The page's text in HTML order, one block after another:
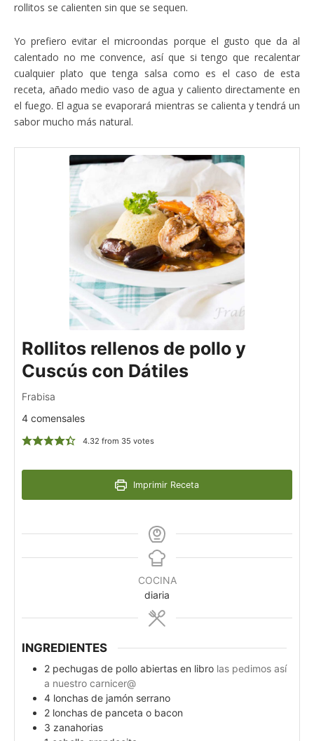
rollitos se calienten sin que se sequen.
Yo prefiero evitar el microondas porque el gusto que da al
calentado no me convence, así que si tengo que recalentar
cualquier plato que tenga salsa como es el caso de esta
receta, añado medio vaso de agua y caliento directamente en
el fuego. El agua se evaporará mientras se calienta y tendrá un
sabor mucho más natural.
Rollitos rellenos de pollo y
Cuscús con Dátiles
Frabisa
4 comensales
4.32 from 35 votes
Imprimir Receta
COCINA
diaria
INGREDIENTES
2 pechugas de pollo abiertas en libro las pedimos así
a nuestro carnicer@
4 lonchas de jamón serrano
2 lonchas de panceta o bacon
3 zanahorias